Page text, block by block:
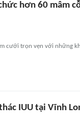
hơn 60 mâm
cưới trọn vẹn với những
IUU tại Vĩnh